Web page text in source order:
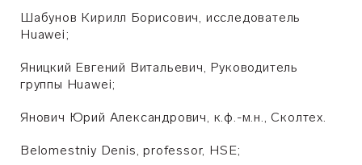
Шабунов Кирилл Борисович, исследователь
Huawei;
Яницкий Евгений Витальевич, Руководитель
группы Huawei;
Янович Юрий Александрович, к.ф.-м.н., Сколтех.
Belomestniy Denis, professor, HSE;